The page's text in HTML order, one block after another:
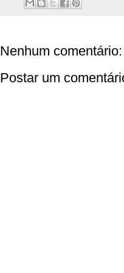
Nenhum comentário:
Postar um